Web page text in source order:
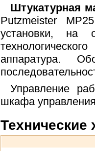
Штукатурная
Putzmeister
установки, на
аппаратура.
Управление
шкафа
Технические